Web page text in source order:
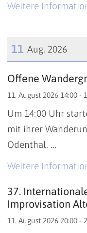
Weitere
11 Aug. 2026
Datum: 11. August
Offene
11. August 2026 14:00 -
Um 14:00 Uhr
mit ihrer
Odenthal. ...
Weitere
37.
Improvisation
11. August 2026 20:00 -